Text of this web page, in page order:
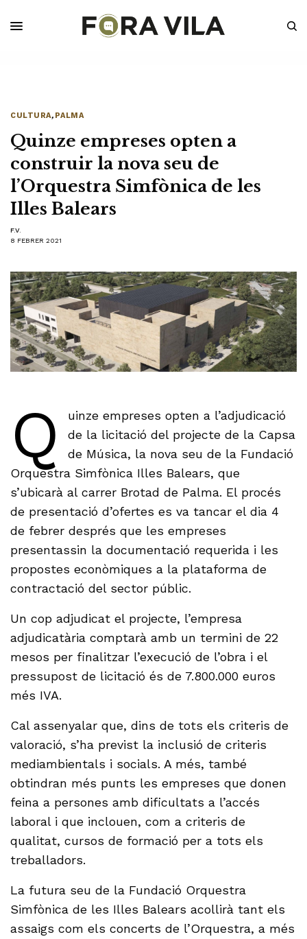
CULTURA, PALMA
Quinze empreses opten a
construir la nova seu de
l’Orquestra Simfònica de les
Illes Balears
F.V.
8 FEBRER 2021
Q
uinze empreses opten a l’adjudicació
de la licitació del projecte de la Capsa
de Música, la nova seu de la Fundació
Orquestra Simfònica Illes Balears, que
s’ubicarà al carrer Brotad de Palma. El procés
de presentació d’ofertes es va tancar el dia 4
de febrer després que les empreses
presentassin la documentació requerida i les
propostes econòmiques a la plataforma de
contractació del sector públic.
Un cop adjudicat el projecte, l’empresa
adjudicatària comptarà amb un termini de 22
mesos per finalitzar l’execució de l’obra i el
pressupost de licitació és de 7.800.000 euros
més IVA.
Cal assenyalar que, dins de tots els criteris de
valoració, s’ha previst la inclusió de criteris
mediambientals i socials. A més, també
obtindran més punts les empreses que donen
feina a persones amb dificultats a l’accés
laboral i que inclouen, com a criteris de
qualitat, cursos de formació per a tots els
treballadors.
La futura seu de la Fundació Orquestra
Simfònica de les Illes Balears acollirà tant els
assaigs com els concerts de l’Orquestra, a més